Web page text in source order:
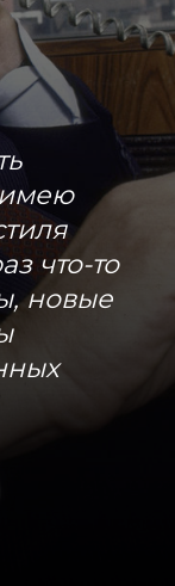
имею
что-то
новые